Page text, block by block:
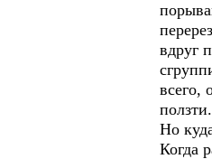
вдруг
всего,
ползти.
Но
Когда